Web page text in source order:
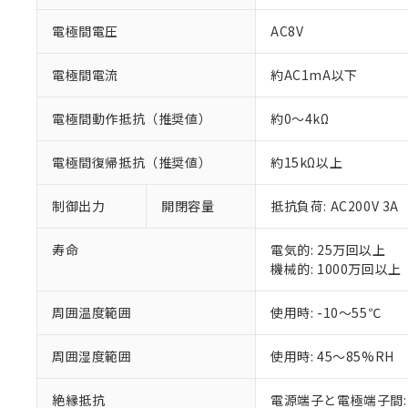
電極間電圧 AC8V
電極間電流 約AC1mA以下
電極間動作抵抗（推奨値） 約0～4kΩ
電極間復帰抵抗（推奨値） 約15kΩ以上
制御出力 開閉容量 抵抗負荷: AC200V 3A
寿命
電気的: 25万回以上
機械的: 1000万回以上
周囲温度範囲 使用時: -10～55℃
周囲湿度範囲 使用時: 45～85%RH
絶縁抵抗
電源端子と電極端子
以下の条件をお読
くものです。
当社制御機
のであり、
い。
正式な納期
当社販売員
オムロン制御
在庫状況お
ている必要が
お客様が当
が、当社の
さい。
※当社の共同
非該当品：ライセ
仕入先様の事情に
があります。
六価クロム(Cr(Ⅵ))
ル（DBP） 1000ppm
但し、RoHS指令で産業
フタル酸エステル類の
※2 対応予定月
部品在庫の切り替
※3 非含有証明
下記の非含有証明
※1 中国
「×」：最大均質
「－」：未確認で
*中国RoHS10物質の基
Pb(鉛) :1000ppm、 Hg(
Cr(Ⅵ)(六価クロム) :
DBP(フタル酸ジブチル
※2 環境保護使用
「ｅ」：有害物質
「10」：通常の使
当社は、こ
う）を輸出
ます。
当社は貴社
置等に一切
当社は、貴
また当社は
たしません。
記
号
○ 一定数
△ 一定数
－
在庫な
機器販
空
白
受注生